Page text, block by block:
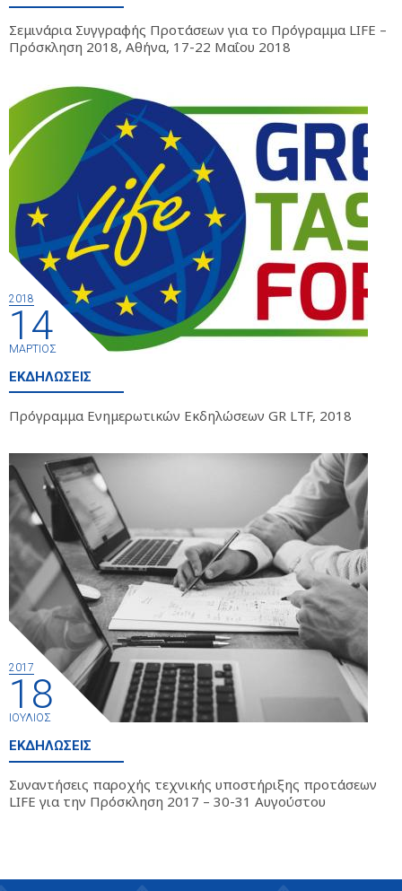
Σεμινάρια Συγγραφής Προτάσεων για το Πρόγραμμα LIFE –
Πρόσκληση 2018, Αθήνα, 17-22 Μαΐου 2018
2018
14
ΜΆΡΤΙΟΣ
ΕΚΔΗΛΏΣΕΙΣ
Πρόγραμμα Ενημερωτικών Εκδηλώσεων GR LTF, 2018
2017
18
ΙΟΎΛΙΟΣ
ΕΚΔΗΛΏΣΕΙΣ
Συναντήσεις παροχής τεχνικής υποστήριξης προτάσεων
LIFE για την Πρόσκληση 2017 – 30-31 Αυγούστου